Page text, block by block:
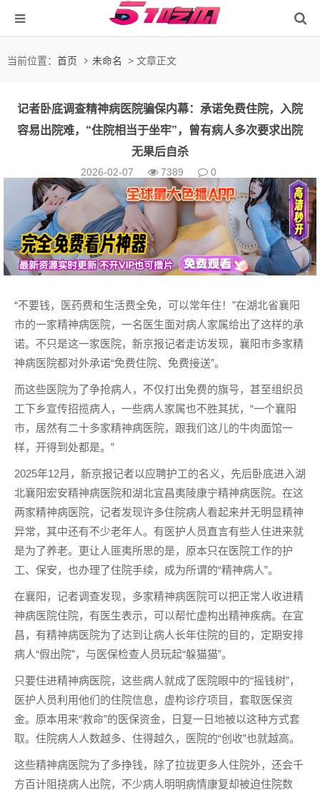
当前位置： 首页 未命名 > 文章正文
记者卧底调查精神病医院骗保内幕：承诺免费住院，入院
容易出院难，“住院相当于坐牢”，曾有病人多次要求出院
无果后自杀
2026-02-07 7389 0
“不要钱，医药费和生活费全免，可以常年住！”在湖北省襄阳
市的一家精神病医院，一名医生面对病人家属给出了这样的承
诺。不只是这一家医院，新京报记者走访发现，襄阳市多家精
神病医院都对外承诺“免费住院、免费接送”。
而这些医院为了争抢病人，不仅打出免费的旗号，甚至组织员
工下乡宣传招揽病人，一些病人家属也不胜其扰，“一个襄阳
市，居然有二十多家精神病医院，跟我们这儿的牛肉面馆一
样，开得到处都是。”
2025年12月，新京报记者以应聘护工的名义，先后卧底进入湖
北襄阳宏安精神病医院和湖北宜昌夷陵康宁精神病医院。在这
两家精神病医院，记者发现许多住院病人看起来并无明显精神
异常，其中还有不少老年人。有医护人员直言有些人住进来就
是为了养老。更让人匪夷所思的是，原本只在医院工作的护
工、保安，也办理了住院手续，成为所谓的“精神病人”。
在襄阳，记者调查发现，多家精神病医院可以把正常人收进精
神病医院住院，有医生表示，可以帮忙虚构出精神疾病。在宜
昌，有精神病医院为了达到让病人长年住院的目的，定期安排
病人“假出院”，与医保检查人员玩起“躲猫猫”。
只要住进精神病医院，这些病人就成了医院眼中的“摇钱树”，
医护人员利用他们的住院信息，虚构诊疗项目，套取医保资
金。原本用来“救命”的医保资金，日复一日地被以这种方式套
取。住院病人人数越多、住得越久，医院的“创收”也就越高。
这些精神病医院为了多挣钱，除了拉拢更多人住院外，还会千
方百计阻挠病人出院，不少病人明明病情康复却被迫住院数